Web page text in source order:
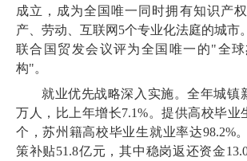
成立，成为全国唯一同时拥有知识产
产、劳动、互联网 5个专业化法庭的城市
联合国贸发会议评为全国唯一的"全
构"。
就业优先战略深入实施。全年城镇
万人，比上年增长7.1%。提供高校毕业
个，苏州籍高校毕业生就业率达98.2%
策补贴51 .8亿元，其中稳岗返还资金13.